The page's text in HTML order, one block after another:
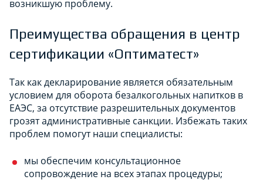
возникшую проблему.
Преимущества обращения в центр
сертификации «Оптиматест»
Так как декларирование является обязательным
условием для оборота безалкогольных напитков в
ЕАЭС, за отсутствие разрешительных документов
грозят административные санкции. Избежать таких
проблем помогут наши специалисты:
мы обеспечим консультационное
сопровождение на всех этапах процедуры;